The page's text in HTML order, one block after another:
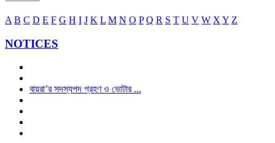
A B C D E F G H I J K L M N O P Q R S T U V W X Y Z
NOTICES
বায়রা’র সদস্যপদ গ্রহণ ও ভোটার ...